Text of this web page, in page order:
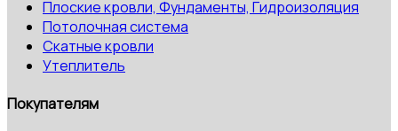
Плоские кровли, Фундаменты, Гидроизоляция
Потолочная система
Скатные кровли
Утеплитель
Покупателям